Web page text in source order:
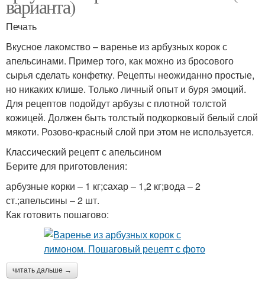
варианта)
Печать
Вкусное лакомство – варенье из арбузных корок с
апельсинами. Пример того, как можно из бросового
сырья сделать конфетку. Рецепты неожиданно простые,
но никаких клише. Только личный опыт и буря эмоций.
Для рецептов подойдут арбузы с плотной толстой
кожицей. Должен быть толстый подкорковый белый слой
мякоти. Розово-красный слой при этом не используется.
Классический рецепт с апельсином
Берите для приготовления:
арбузные корки – 1 кг;сахар – 1,2 кг;вода – 2
ст.;апельсины – 2 шт.
Как готовить пошагово:
читать дальше →